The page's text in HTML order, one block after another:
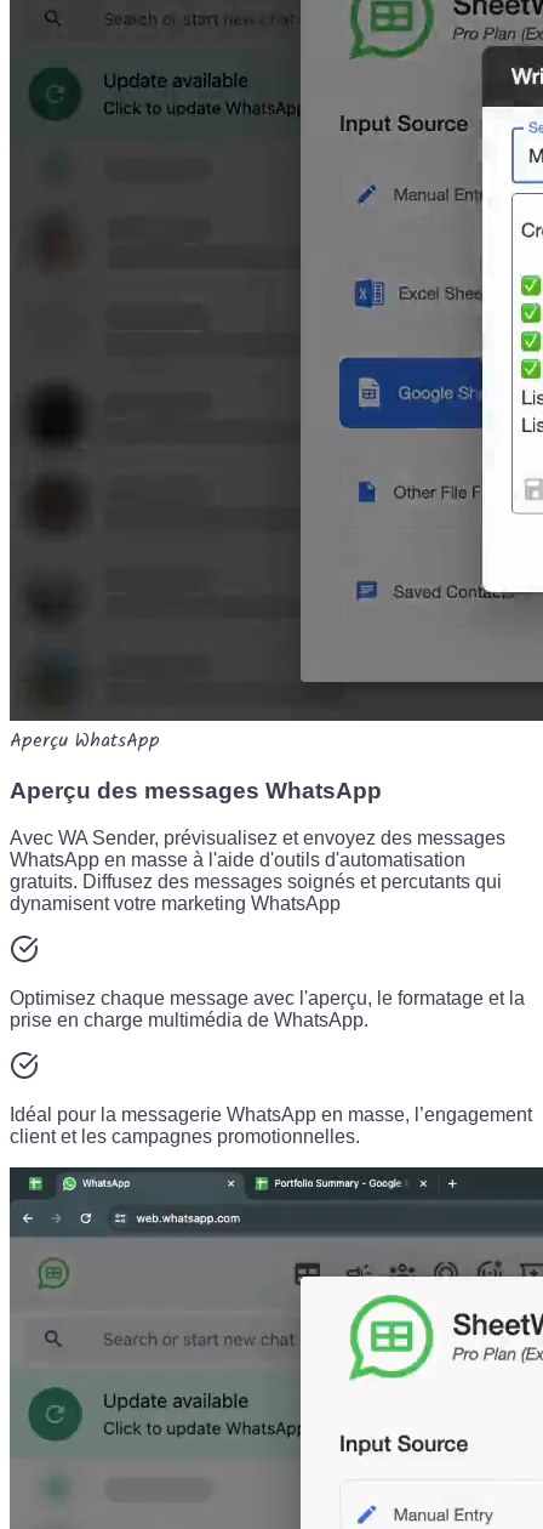
Aperçu WhatsApp
Aperçu des messages WhatsApp
Avec WA Sender, prévisualisez et envoyez des messages
WhatsApp en masse à l'aide d'outils d'automatisation
gratuits. Diffusez des messages soignés et percutants qui
dynamisent votre marketing WhatsApp
Optimisez chaque message avec l'aperçu, le formatage et la
prise en charge multimédia de WhatsApp.
Idéal pour la messagerie WhatsApp en masse, l’engagement
client et les campagnes promotionnelles.